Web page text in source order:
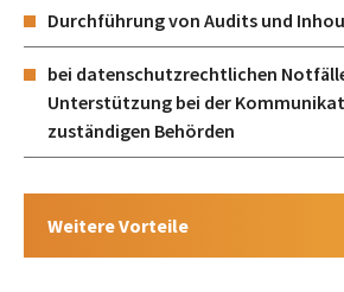
Durchführung von Audits und
bei datenschutzrechtlichen
Unterstützung bei der
zuständigen Behörden
Weitere Vorteile